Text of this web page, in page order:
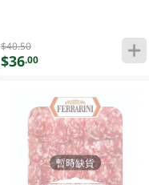
$40.50
$36.00
暫時缺貨